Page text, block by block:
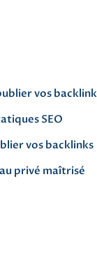
vos
SEO
vos backlinks
privé maîtrisé